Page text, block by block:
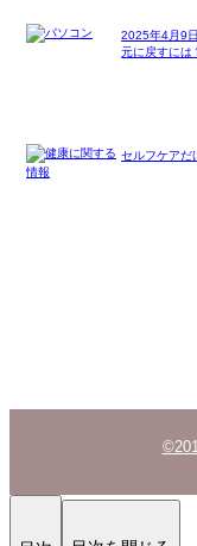
2025年4月9
元に戻すには
セルフケアだ